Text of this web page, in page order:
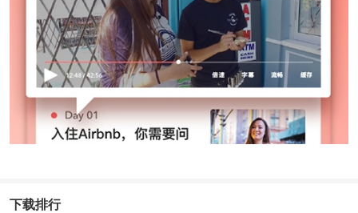
下载排行